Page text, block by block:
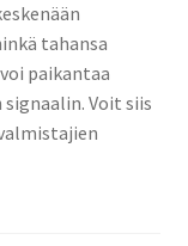
tahansa
paikantaa
Voit siis